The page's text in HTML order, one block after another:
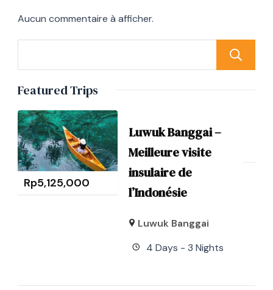
Aucun commentaire à afficher.
Featured Trips
Rp5,125,000
Luwuk Banggai –
Meilleure visite
insulaire de
l’Indonésie
Luwuk Banggai
4 Days - 3 Nights